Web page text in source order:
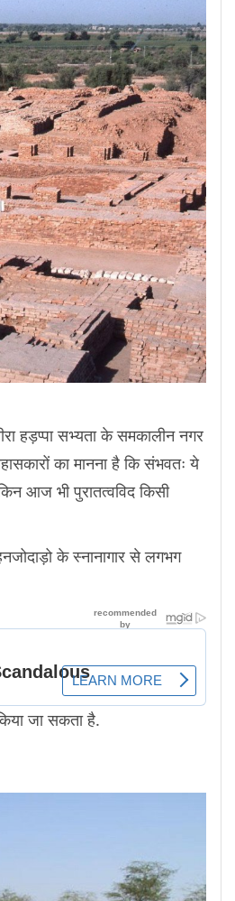
हड़प्पा सभ्यता के समकालीन नगर
का मानना है कि संभवतः ये
आज भी पुरातत्वविद किसी
के स्नानागार से लगभग
जा सकता है.